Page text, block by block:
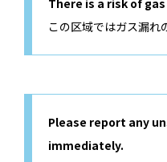
この区域ではガス漏れ
Please report any
immediately.